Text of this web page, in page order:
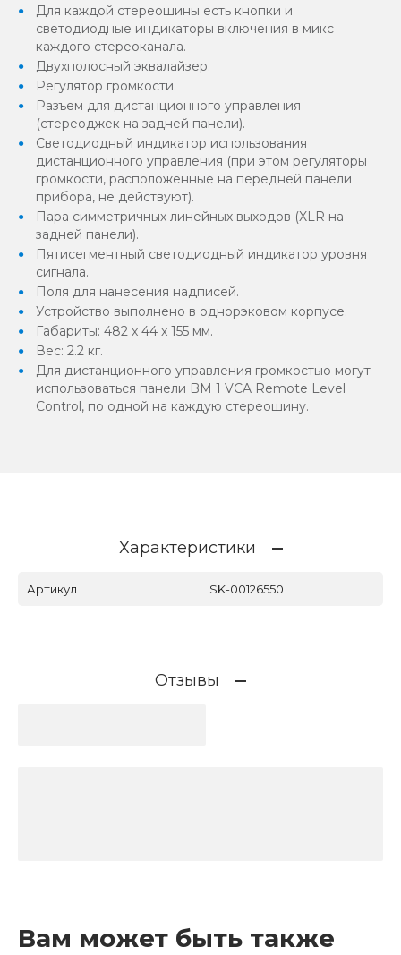
Для каждой стереошины есть кнопки и
светодиодные индикаторы включения в микс
каждого стереоканала.
Двухполосный эквалайзер.
Регулятор громкости.
Разъем для дистанционного управления
(стереоджек на задней панели).
Светодиодный индикатор использования
дистанционного управления (при этом регуляторы
громкости, расположенные на передней панели
прибора, не действуют).
Пара симметричных линейных выходов (XLR на
задней панели).
Пятисегментный светодиодный индикатор уровня
сигнала.
Поля для нанесения надписей.
Устройство выполнено в однорэковом корпусе.
Габариты: 482 x 44 x 155 мм.
Вес: 2.2 кг.
Для дистанционного управления громкостью могут
использоваться панели BM 1 VCA Remote Level
Control, по одной на каждую стереошину.
Характеристики
Артикул SK-00126550
Отзывы
Вам может быть также